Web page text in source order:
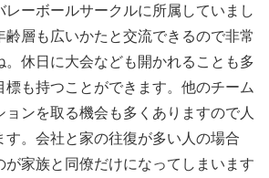
ーボールサークルに所属していまし
齢層も広いかたと交流できるので非常
。休日に大会なども開かれることも多
標も持つことができます。他のチーム
ョンを取る機会も多くありますので人
す。会社と家の往復が多い人の場合
が家族と同僚だけになってしまいます